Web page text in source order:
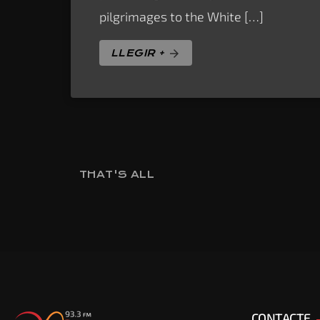
pilgrimages to the White […]
LLEGIR + arrow_forward
THAT'S ALL